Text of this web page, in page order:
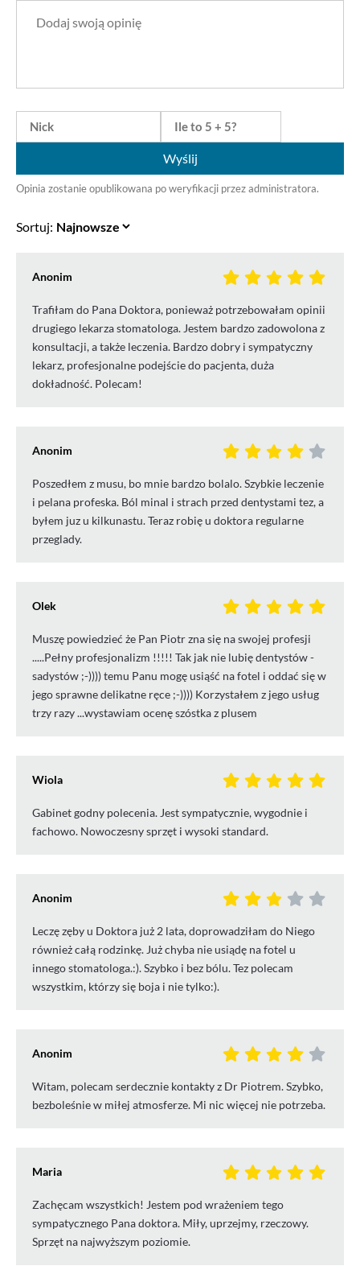
Wyślij
Opinia zostanie opublikowana po weryfikacji przez administratora.
Sortuj:
Anonim
Trafiłam do Pana Doktora, ponieważ potrzebowałam opinii
drugiego lekarza stomatologa. Jestem bardzo zadowolona z
konsultacji, a także leczenia. Bardzo dobry i sympatyczny
lekarz, profesjonalne podejście do pacjenta, duża
dokładność. Polecam!
Anonim
Poszedłem z musu, bo mnie bardzo bolalo. Szybkie leczenie
i pelana profeska. Ból minal i strach przed dentystami tez, a
byłem juz u kilkunastu. Teraz robię u doktora regularne
przeglady.
Olek
Muszę powiedzieć że Pan Piotr zna się na swojej profesji
.....Pełny profesjonalizm !!!!! Tak jak nie lubię dentystów -
sadystów ;-)))) temu Panu mogę usiąść na fotel i oddać się w
jego sprawne delikatne ręce ;-)))) Korzystałem z jego usług
trzy razy ...wystawiam ocenę szóstka z plusem
Wiola
Gabinet godny polecenia. Jest sympatycznie, wygodnie i
fachowo. Nowoczesny sprzęt i wysoki standard.
Anonim
Leczę zęby u Doktora już 2 lata, doprowadziłam do Niego
również całą rodzinkę. Już chyba nie usiądę na fotel u
innego stomatologa.:). Szybko i bez bólu. Tez polecam
wszystkim, którzy się boja i nie tylko:).
Anonim
Witam, polecam serdecznie kontakty z Dr Piotrem. Szybko,
bezboleśnie w miłej atmosferze. Mi nic więcej nie potrzeba.
Maria
Zachęcam wszystkich! Jestem pod wrażeniem tego
sympatycznego Pana doktora. Miły, uprzejmy, rzeczowy.
Sprzęt na najwyższym poziomie.